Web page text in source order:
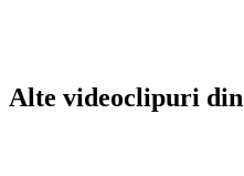
Alte videoclipuri din